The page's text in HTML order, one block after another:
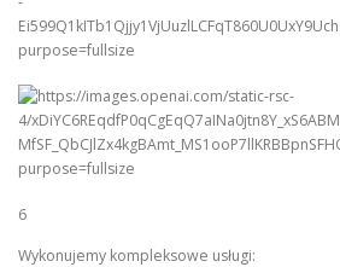
6
Wykonujemy kompleksowe usługi: